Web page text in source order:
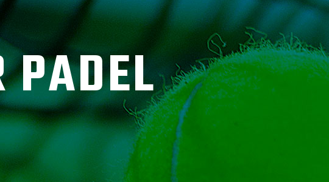
PADEL